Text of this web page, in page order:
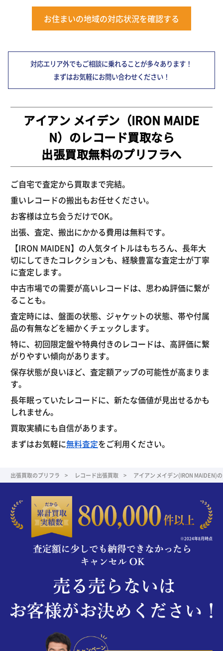
お住まいの地域の対応状況を確認する
対応エリア外でもご相談に乗れることが多々あります！
まずはお気軽にお問い合わせください！
アイアン メイデン（IRON MAIDE
N）のレコード買取なら
出張買取無料のプリフラへ
ご自宅で査定から買取まで完結。
重いレコードの搬出もお任せください。
お客様は立ち会うだけでOK。
出張、査定、搬出にかかる費用は無料です。
【IRON MAIDEN】の人気タイトルはもちろん、長年大
切にしてきたコレクションも、経験豊富な査定士が丁寧
に査定します。
中古市場での需要が高いレコードは、思わぬ評価に繋が
ることも。
査定時には、盤面の状態、ジャケットの状態、帯や付属
品の有無などを細かくチェックします。
特に、初回限定盤や特典付きのレコードは、高評価に繋
がりやすい傾向があります。
保存状態が良いほど、査定額アップの可能性が高まりま
す。
長年眠っていたレコードに、新たな価値が見出せるかも
しれません。
買取実績にも自信があります。
まずはお気軽に無料査定をご利用ください。
出張買取のプリフラ レコード出張買取 アイアン メイデン(IRON MAIDEN)
※2024年8月時点